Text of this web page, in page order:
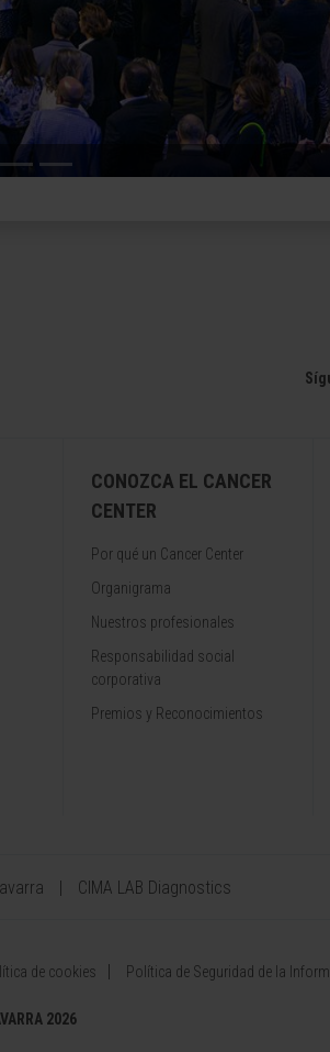
CONOZCA EL CANCER
CENTER
Por qué un Cancer Center
Organigrama
Nuestros profesionales
Responsabilidad social
corporativa
Premios y Reconocimientos
CIMA LAB Diagnostics
de cookies Política de Seguridad de la
2026